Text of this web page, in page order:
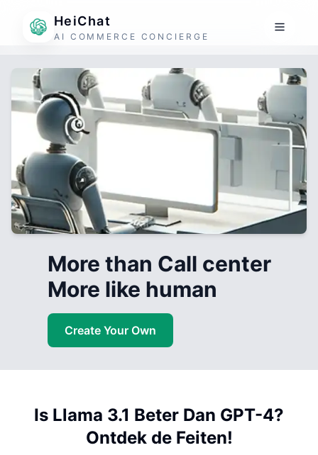
HeiChat
AI COMMERCE CONCIERGE
More than Call center
More like human
Create Your Own
Is Llama 3.1 Beter Dan GPT-4?
Ontdek de Feiten!